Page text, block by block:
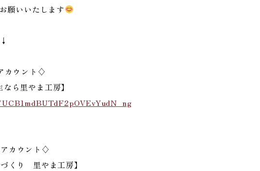
願いいたします
カウント♢
ら里やま工房】
カウント♢
づくり 里やま工房】